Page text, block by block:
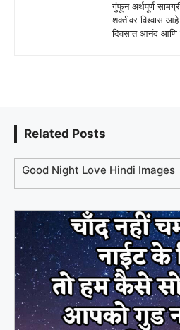
गुंफून अर्थपूर्ण
शक्तीवर विश्वास
दिवसात आनंद आणि
Related Posts
Good Night Love Hindi Images